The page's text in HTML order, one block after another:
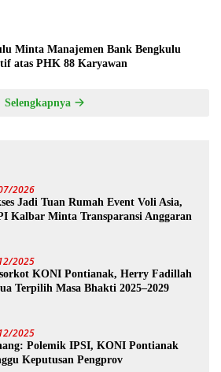
Minta Manajemen Bank Bengkulu
atas PHK 88 Karyawan
Selengkapnya
2026
Jadi Tuan Rumah Event Voli Asia,
Kalbar Minta Transparansi Anggaran
2025
KONI Pontianak, Herry Fadillah
Terpilih Masa Bhakti 2025–2029
2025
Polemik IPSI, KONI Pontianak
Keputusan Pengprov